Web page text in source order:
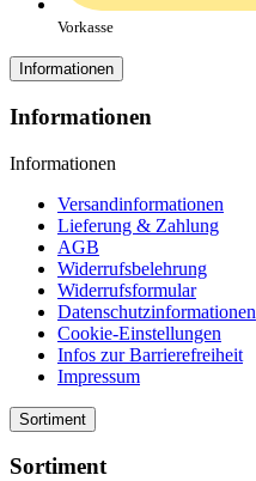
Vorkasse
Informationen
Informationen
Informationen
Versandinformationen
Lieferung & Zahlung
AGB
Widerrufsbelehrung
Widerrufsformular
Datenschutzinformationen
Cookie-Einstellungen
Infos zur Barrierefreiheit
Impressum
Sortiment
Sortiment